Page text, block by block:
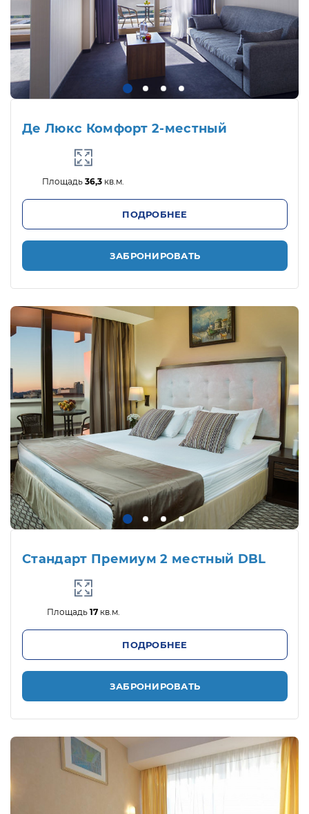
Де Люкс Комфорт 2-местный
Площадь36,3 кв.м.
ПОДРОБНЕЕ
ЗАБРОНИРОВАТЬ
Стандарт Премиум 2 местный DBL
Площадь 17кв.м.
ПОДРОБНЕЕ
ЗАБРОНИРОВАТЬ